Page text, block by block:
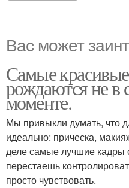
Вас может
Самые
рождаются не в
моменте.
Мы привыкли думать, что
идеально: прическа,
деле самые лучшие кадры
перестаешь
просто чувствовать.